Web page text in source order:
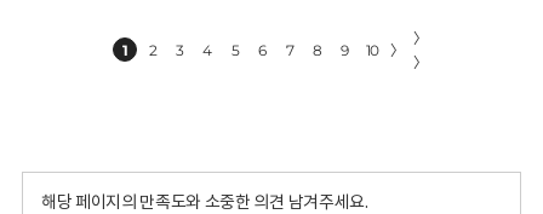
1 2 3 4 5 6 7 8 9 10 〉
〉
〉
해당 페이지의 만족도와 소중한 의견 남겨주세요.